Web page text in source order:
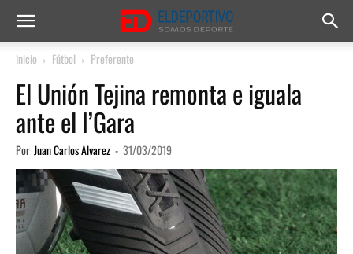
Inicio Fútbol Preferente
El Unión Tejina remonta e iguala
ante el I’Gara
Por Juan Carlos Alvarez - 31/03/2019